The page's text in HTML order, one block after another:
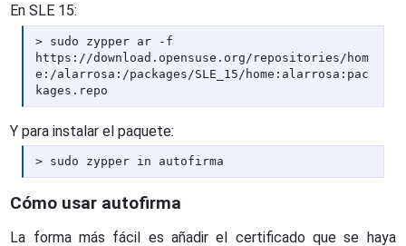
En SLE 15:
sudo zypper ar -f
https://download.opensuse.org/repositories/hom
e:/alarrosa:/packages/SLE_15/home:alarrosa:pac
kages.repo
Y para instalar el paquete:
sudo zypper in autofirma
Cómo usar autofirma
La forma más fácil es añadir el certificado que se haya